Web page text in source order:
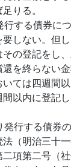
りる。
する債券に
しない。但
の登記をし
を終らない
ては四週間
以内に登記
発行する債券
（明治三十
項第二号（